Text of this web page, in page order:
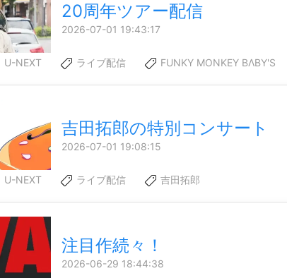
20周年ツアー配信
2026-07-01 19:43:17
U-NEXT ライブ配信 FUNKY MONKEY BΛBY'S
吉田拓郎の特別コンサート
2026-07-01 19:08:15
U-NEXT ライブ配信 吉田拓郎
注目作続々！
2026-06-29 18:44:38